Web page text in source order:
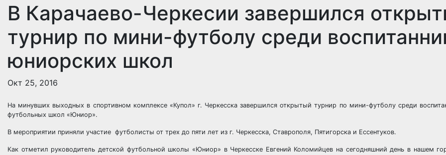
В Карачаево-Черкесии завершился
турнир по мини-футболу среди
юниорских школ
Окт 25, 2016
На минувших выходных в спортивном комплексе «Купол» г. Черкесска завершился открытый турнир по мини-футболу среди
футбольных школ «Юниор».
В мероприятии приняли участие футболисты от трех до пяти лет из г. Черкесска, Ставрополя, Пятигорска и Ессентуков.
Как отметил руководитель детской футбольной школы «Юниор» в Черкесске Евгений Коломийцев на сегодняшний день в нашем